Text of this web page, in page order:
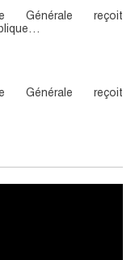
Générale reçoit
Générale reçoit